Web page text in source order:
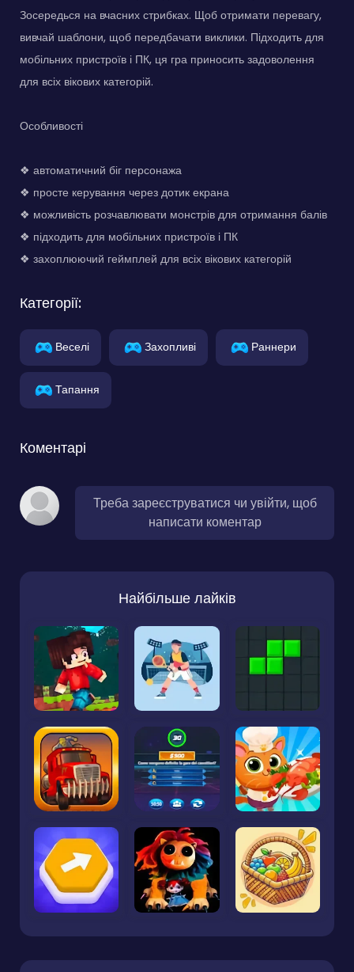
Зосередься на вчасних стрибках. Щоб отримати перевагу,
вивчай шаблони, щоб передбачати виклики. Підходить для
мобільних пристроїв і ПК, ця гра приносить задоволення
для всіх вікових категорій.
Особливості
❖ автоматичний біг персонажа
❖ просте керування через дотик екрана
❖ можливість розчавлювати монстрів для отримання балів
❖ підходить для мобільних пристроїв і ПК
❖ захоплюючий геймплей для всіх вікових категорій
Категорії:
Веселі Захопливі Раннери
Тапання
Коментарі
Треба зареєструватися чи увійти, щоб
написати коментар
Найбільше лайків